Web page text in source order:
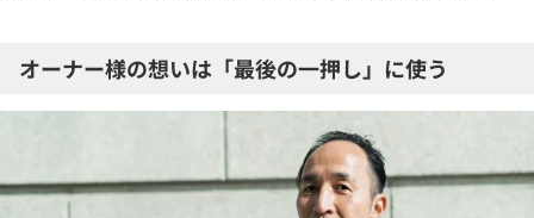
オーナー様の想いは「最後の一押し」に使う